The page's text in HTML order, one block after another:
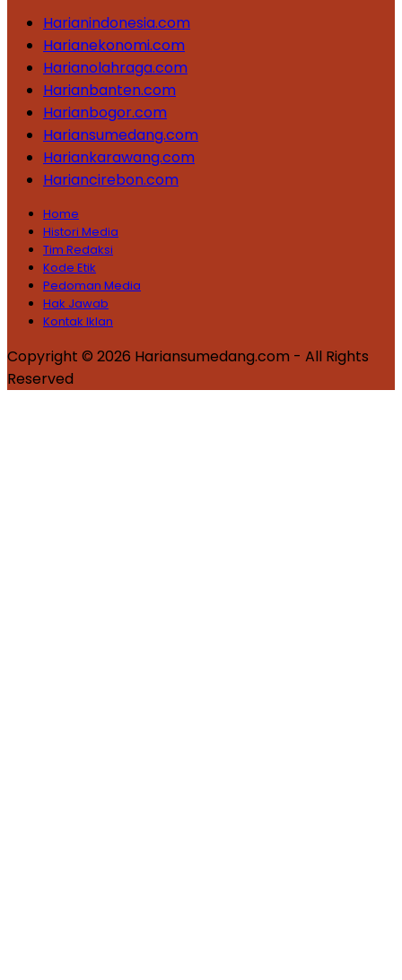
Harianindonesia.com
Harianekonomi.com
Harianolahraga.com
Harianbanten.com
Harianbogor.com
Hariansumedang.com
Hariankarawang.com
Hariancirebon.com
Home
Histori Media
Tim Redaksi
Kode Etik
Pedoman Media
Hak Jawab
Kontak Iklan
Copyright © 2026 Hariansumedang.com - All Rights
Reserved